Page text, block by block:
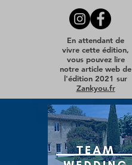
En attendant de
vivre cette édition,
vous pouvez lire
notre article web de
l'édition 2021 sur
Zankyou.fr